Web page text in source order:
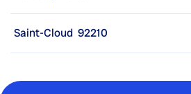
Saint-Cloud 92210